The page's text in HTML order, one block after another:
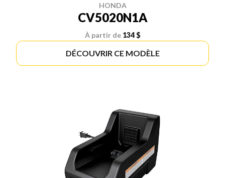
HONDA
CV5020N1A
À partir de 134 $
DÉCOUVRIR CE MODÈLE